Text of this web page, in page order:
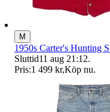
M
1950s Carter's Hunting
Sluttid11 aug 21:12.
Pris:1 499 kr,Köp nu.